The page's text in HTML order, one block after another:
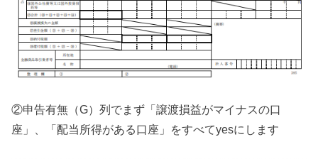
②申告有無（G）列でまず「譲渡損益がマイナスの口
座」、「配当所得がある口座」をすべてyesにします